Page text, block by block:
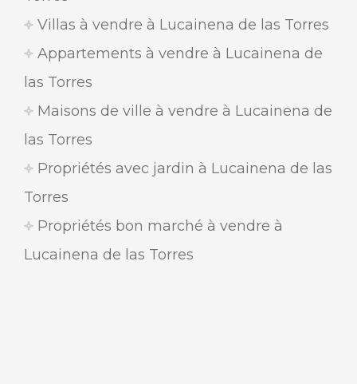
Villas à vendre à Lucainena de las Torres
Appartements à vendre à Lucainena de
las Torres
Maisons de ville à vendre à Lucainena de
las Torres
Propriétés avec jardin à Lucainena de las
Torres
Propriétés bon marché à vendre à
Lucainena de las Torres